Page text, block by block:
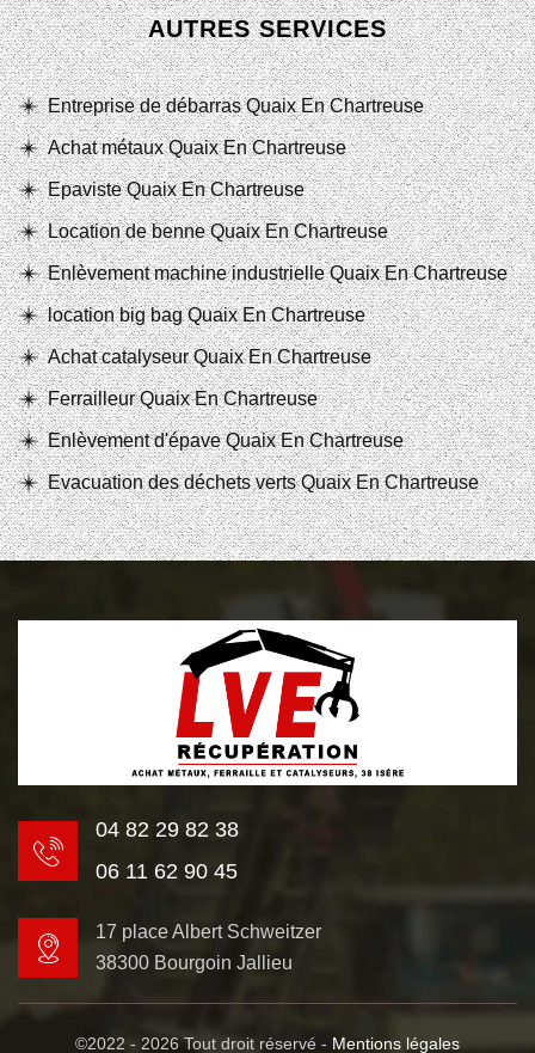
AUTRES SERVICES
Entreprise de débarras Quaix En Chartreuse
Achat métaux Quaix En Chartreuse
Epaviste Quaix En Chartreuse
Location de benne Quaix En Chartreuse
Enlèvement machine industrielle Quaix En Chartreuse
location big bag Quaix En Chartreuse
Achat catalyseur Quaix En Chartreuse
Ferrailleur Quaix En Chartreuse
Enlèvement d'épave Quaix En Chartreuse
Evacuation des déchets verts Quaix En Chartreuse
04 82 29 82 38
06 11 62 90 45
17 place Albert Schweitzer
38300 Bourgoin Jallieu
©2022 - 2026 Tout droit réservé - Mentions légales